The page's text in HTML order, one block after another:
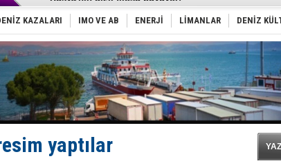
Keşfedildi: En büyük Mercan Ormanı!
D-Marin, Avrupa'nın tekne fuarlarına çıkarma yapacak
Van’da inşa edilen teknelere yoğun talep var
ASEAN ilk P&I Sigorta Kulübünü kurmaya
TAYK - Eker Olympos Regatta'da ilk start!
İstanbul ve Çanakkale: 6 ayda 40.000 gemi
TEKNOFEST ‘Mavi Vatan’ ziyaretçi kayıtları başladı!
Tersane işçilerinin direnişi, kazanımla sonuçlandı
İngiliz aktivistler, gemide mahsur kaldı!
FESCO, Karadeniz'de yeni sevkiyat taleplerini
KAZALARI IMO VE AB ENERJİ LİMANLAR DENİZ
yaptılar